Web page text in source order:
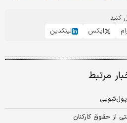
کنید
ایکس لینکدین
مرتبط
از حقوق کارکنان